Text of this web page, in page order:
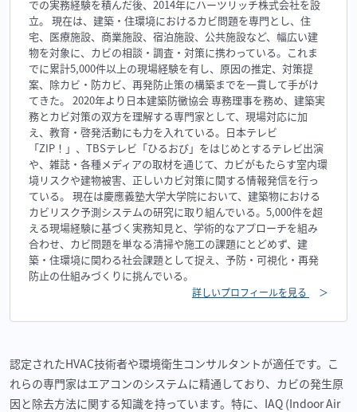
での実務経験を積んだ後、2014年にハーツリッチ株式会社を設
立。 現在は、建築・住環境におけるカビ問題を専門とし、住
宅、医療施設、商業施設、宿泊施設、公共施設など、幅広い建
物を対象に、カビの相談・調査・対策に携わっている。これま
でに累計5,000件以上の現場経験を有し、原因の推定、対策提
案、除カビ・防カビ、再発防止策の構築までを一貫して手がけ
てきた。 2020年より日本建築防黴協会 専務理事を務め、建築実
務とカビ対策の双方を理解する専門家として、現場対応に加
え、教育・啓発活動にも力を入れている。日本テレビ
「ZIP！」、TBSテレビ「ひるおび」をはじめとするテレビ出演
や、雑誌・各種メディアの取材を通じて、カビがもたらす室内環
境リスクや建物被害、正しいカビ対策に関する情報発信を行っ
ている。 現在は慶應義塾大学大学院において、建築物における
カビリスク予測システムの研究に取り組んでいる。5,000件を超
える現場経験に基づく実務知見と、学術的なアプローチを組み
合わせ、カビ問題を単なる清掃や施工の課題にとどめず、建
築・住環境に関わる社会課題として捉え、予防・可視化・再発
防止の仕組みづくりに挑んでいる。
詳しいプロフィールを見る ＞
認定されたHVAC技術者や環境衛生コンサルタントが適任です。こ
れらの専門家はエアコンのシステムに精通しており、カビの発生原
因と除去方法に関する知識を持っています。特に、IAQ (Indoor Air